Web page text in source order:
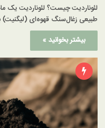
لئوناردیت چیست؟ لئوناردیت یک
طبیعی زغال‌سنگ قهوه‌ای
بیشتر بخوانید »